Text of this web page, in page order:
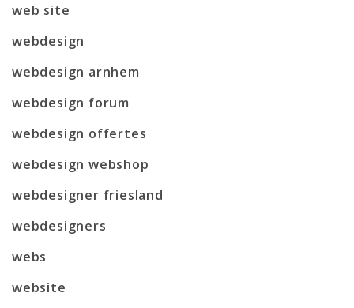
web site
webdesign
webdesign arnhem
webdesign forum
webdesign offertes
webdesign webshop
webdesigner friesland
webdesigners
webs
website